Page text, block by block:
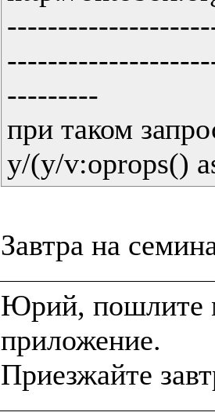
---------
при таком
y/(y/v:oprops()
Юрий, пошлите
приложение.